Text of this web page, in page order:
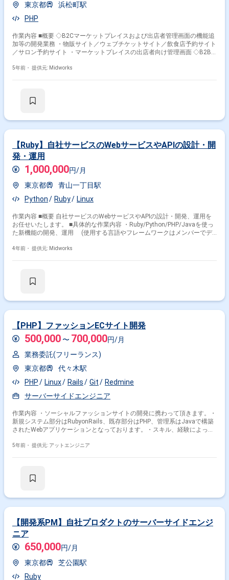
東京都
浜松町駅
PHP
作業内容 ■概要 ◇B2Cマーケットプレイスおよび出店者管理画面の機能追
加等の開発業務 ・物販サイト／ウェブチケットサイト／飲食店予約サイト
／サロン予約サイト ・マーケットプレイスの出店者向け管理画面 ◇B2B
・卸販売、仕入れサイト ・出展者（サプライヤー会員）向け管理画面 ◇
5年前・ 提供元: Midworks
【Ruby】自社サービスのWebサービスやAPIの設計・開
発・運用
1,000,000円/月
東京都
青山一丁目駅
Python
Ruby Linux
作業内容 ■概要 自社サービスのWebサービスやAPIの設計・開発、運用を
お任せいたします。 ■具体的な作業内容 ・Ruby/Python/PHP/Javaを使っ
た新機能の開発、運用 (使用する言語やフレームワークはメンバーでデ
ROIを考慮したシステムアーキテクチャの策定、設計 (アーキテクチャを
4年前・ 提供元: Midworks
【PHP】ファッションECサイト開発
500,000 〜 700,000円/月
業務委託(フリーランス)
東京都
代々木駅
PHP
Linux Rails Git
Redmine
サーバーサイドエンジニア
作業内容 ・ソーシャルファッションサイトの開発に携わって頂きます。・
新規システム部分はRubyonRails、既存部分はPHP、管理系はJavaで構築
されたWebアプリケーションとなっております。・スキル、経験によっ
Macを使用して開発を行っていただきます。
5年前・ 提供元: アットエンジニア
【開発系PM】自社プロダクトのサーバーサイドエンジ
ニア
650,000円/月
東京都
芝公園駅
Ruby
特徴で絞り込む
Heroku × 在宅・リモート